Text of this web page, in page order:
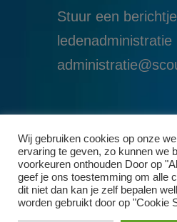
Stuur een
ledenadministratie
Wij gebruiken cookies op onze
ervaring te geven, zo kunnen we
voorkeuren onthouden Door op
geef je ons toestemming om alle
dit niet dan kan je zelf bepalen
worden gebruikt door op "Cookie